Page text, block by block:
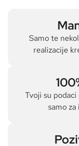
Samo te
realizacije
Tvoji su
samo